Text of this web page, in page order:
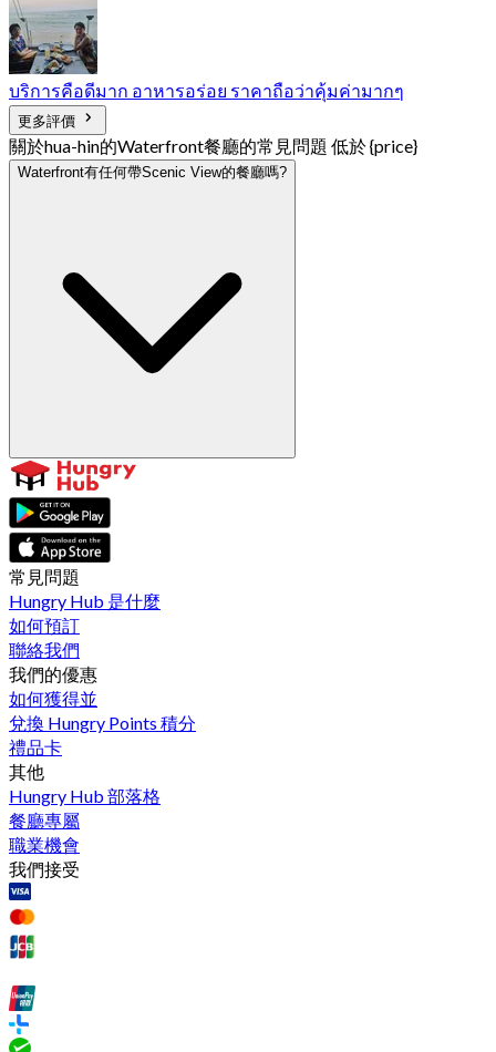
บริการคือดีมาก อาหารอร่อย ราคาถือว่าคุ้มค่ามากๆ
更多評價
關於hua-hin的Waterfront餐廳的常見問題 低於 {price}
Waterfront有任何帶Scenic View的餐廳嗎?
常見問題
Hungry Hub 是什麼
如何預訂
聯絡我們
我們的優惠
如何獲得並
兌換 Hungry Points 積分
禮品卡
其他
Hungry Hub 部落格
餐廳專屬
職業機會
我們接受